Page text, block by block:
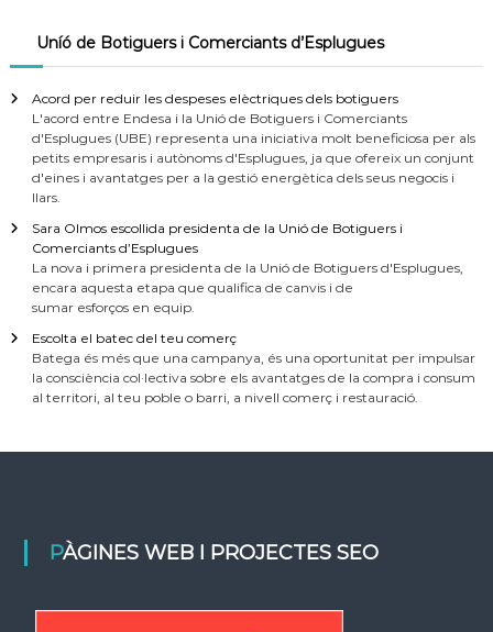
Uníó de Botiguers i Comerciants d’Esplugues
Acord per reduir les despeses elèctriques dels botiguers
L'acord entre Endesa i la Unió de Botiguers i Comerciants
d'Esplugues (UBE) representa una iniciativa molt beneficiosa per als
petits empresaris i autònoms d'Esplugues, ja que ofereix un conjunt
d'eines i avantatges per a la gestió energètica dels seus negocis i
llars.
Sara Olmos escollida presidenta de la Unió de Botiguers i
Comerciants d’Esplugues
La nova i primera presidenta de la Unió de Botiguers d'Esplugues,
encara aquesta etapa que qualifica de canvis i de
sumar esforços en equip.
Escolta el batec del teu comerç
Batega és més que una campanya, és una oportunitat per impulsar
la consciència col·lectiva sobre els avantatges de la compra i consum
al territori, al teu poble o barri, a nivell comerç i restauració.
PÀGINES WEB I PROJECTES SEO